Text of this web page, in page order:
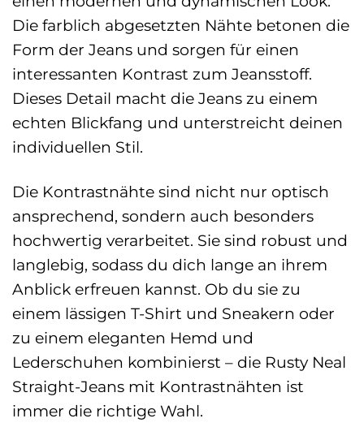
Die farblich abgesetzten Nähte betonen die
Form der Jeans und sorgen für einen
interessanten Kontrast zum Jeansstoff.
Dieses Detail macht die Jeans zu einem
echten Blickfang und unterstreicht deinen
individuellen Stil.
Die Kontrastnähte sind nicht nur optisch
ansprechend, sondern auch besonders
hochwertig verarbeitet. Sie sind robust und
langlebig, sodass du dich lange an ihrem
Anblick erfreuen kannst. Ob du sie zu
einem lässigen T-Shirt und Sneakern oder
zu einem eleganten Hemd und
Lederschuhen kombinierst – die Rusty Neal
Straight-Jeans mit Kontrastnähten ist
immer die richtige Wahl.